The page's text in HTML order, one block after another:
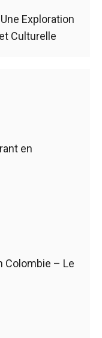
Exploration
Culturelle
en
Colombie – Le